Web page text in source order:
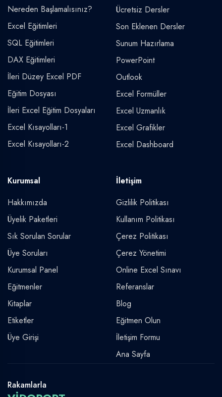
Nereden Başlamalısınız?
Excel Eğitimleri
SQL Eğitimleri
DAX Eğitimleri
İleri Düzey Excel PDF
Eğitim Dosyası
İleri Excel Eğitim Dosyaları
Excel Kısayolları-1
Excel Kısayolları-2
Ücretsiz Dersler
Son Eklenen Dersler
Sunum Hazırlama
PowerPoint
Outlook
Excel Formüller
Excel Uzmanlık
Excel Grafikler
Excel Dashboard
Kurumsal
Hakkımızda
Üyelik Paketleri
Sık Sorulan Sorular
Üye Soruları
Kurumsal Panel
Eğitmenler
Kitaplar
Etiketler
Üye Girişi
İletişim
Gizlilik Politikası
Kullanım Politikası
Çerez Politikası
Çerez Yönetimi
Online Excel Sınavı
Referanslar
Blog
Eğitmen Olun
İletişim Formu
Ana Sayfa
Rakamlarla